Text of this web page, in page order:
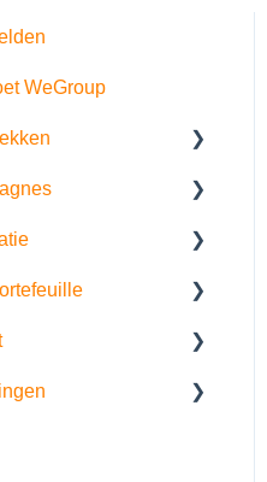
WeGroup
en behoefte
specificaties
intelligentie